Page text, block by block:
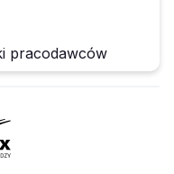
pracodawców